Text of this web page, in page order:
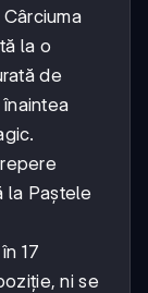
la o
de
la Paștele
17
ni se